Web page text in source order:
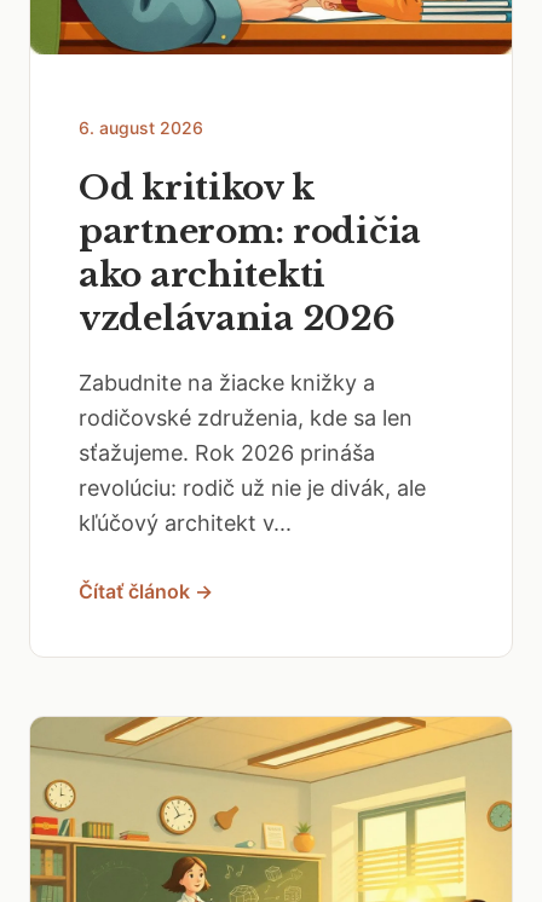
6. august 2026
Od kritikov k
partnerom: rodičia
ako architekti
vzdelávania 2026
Zabudnite na žiacke knižky a
rodičovské združenia, kde sa len
sťažujeme. Rok 2026 prináša
revolúciu: rodič už nie je divák, ale
kľúčový architekt v...
Čítať článok →